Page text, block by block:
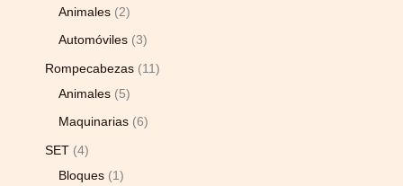
Animales
2
Automóviles 3
Rompecabezas
11
Animales
5
Maquinarias 6
SET 4
Bloques
1